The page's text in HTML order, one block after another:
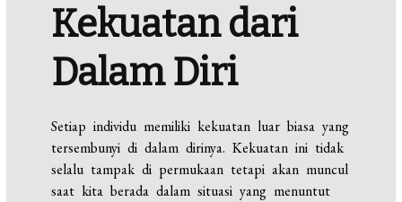
Kekuatan dari
Dalam Diri
Setiap individu memiliki kekuatan luar biasa yang
tersembunyi di dalam dirinya. Kekuatan ini tidak
selalu tampak di permukaan tetapi akan muncul
saat kita berada dalam situasi yang menuntut